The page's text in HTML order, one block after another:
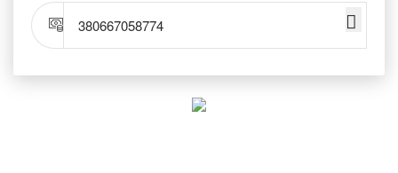
380667058774